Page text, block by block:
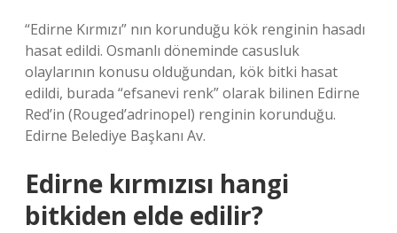
“Edirne Kırmızı” nın korunduğu kök renginin hasadı
hasat edildi. Osmanlı döneminde casusluk
olaylarının konusu olduğundan, kök bitki hasat
edildi, burada “efsanevi renk” olarak bilinen Edirne
Red’in (Rouged’adrinopel) renginin korunduğu.
Edirne Belediye Başkanı Av.
Edirne kırmızısı hangi
bitkiden elde edilir?